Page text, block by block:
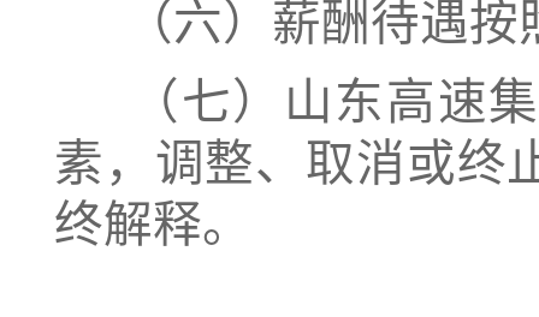
（六）薪酬待遇按
（七）山东高速
素，调整、取消或终
终解释。